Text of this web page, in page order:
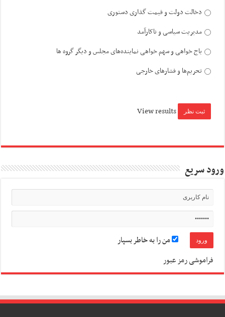
دخالت دولت و قیمت گذاری دستوری
مدیریت سیاسی و ناکارآمد
باج خواهی و سهم خواهی نماینده‌های مجلس و دیگر گروه ها
تحریم‌ها و فشارهای خارجی
View results
ورود سریع
من را به خاطر بسپار
فراموشی رمز عبور